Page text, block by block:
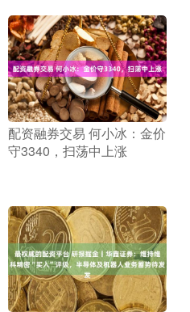
​配资融券交易 何小冰：金价
守3340，扫荡中上涨